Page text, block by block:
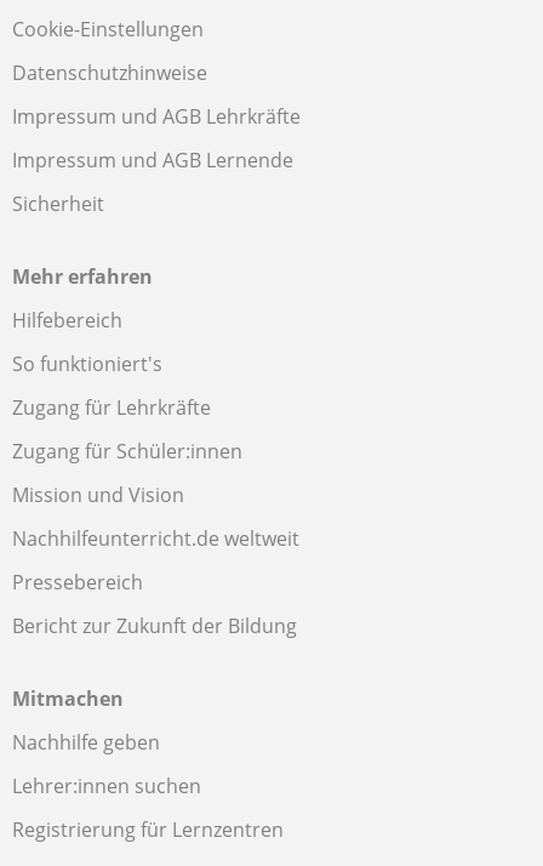
Cookie-Einstellungen
Datenschutzhinweise
Impressum und AGB Lehrkräfte
Impressum und AGB Lernende
Sicherheit
Mehr erfahren
Hilfebereich
So funktioniert's
Zugang für Lehrkräfte
Zugang für Schüler:innen
Mission und Vision
Nachhilfeunterricht.de weltweit
Pressebereich
Bericht zur Zukunft der Bildung
Mitmachen
Nachhilfe geben
Lehrer:innen suchen
Registrierung für Lernzentren